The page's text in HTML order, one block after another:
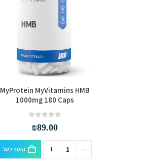
MyProtein MyVitamins HMB
1000mg 180 Caps
₪89.00
הוסף לסל